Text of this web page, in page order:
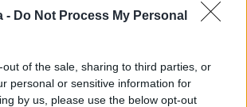
- Do Not Process My Personal
out of the sale, sharing to third parties, or
personal or sensitive information for
by us, please use the below opt-out
ID.3, ID.4, ID.5, ID.7 (con software ID.
versioni 2025 di Tayron, Tiguan, Passat, Golf e
a VW Connect Plus, una connessione Internet
dall’In-Car Shop.